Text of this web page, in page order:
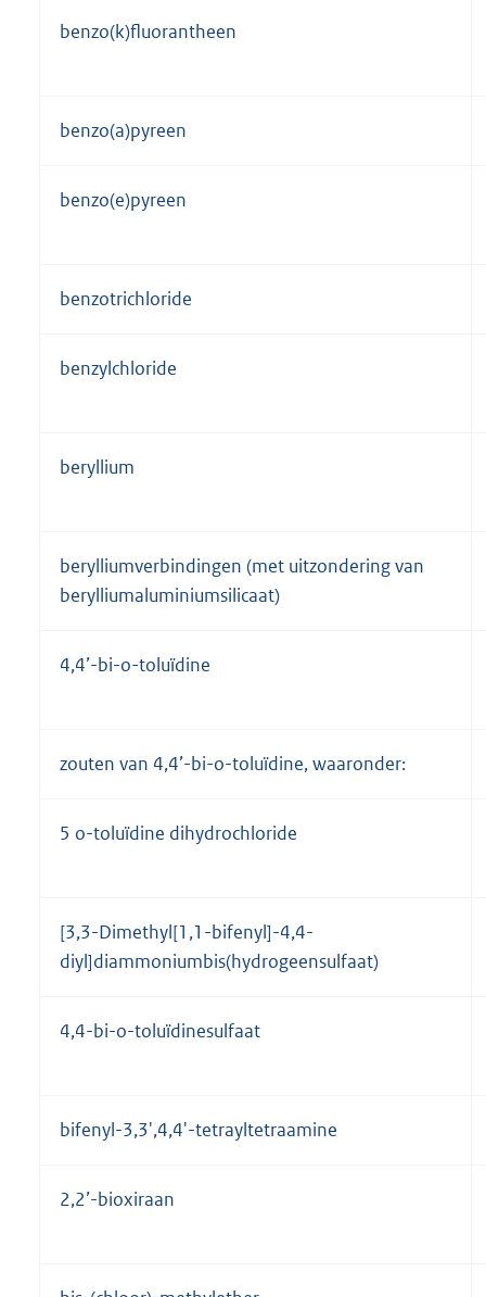
benzo(k)fluorantheen
benzo(a)pyreen
benzo(e)pyreen
benzotrichloride
benzylchloride
beryllium
berylliumverbindingen (met uitzondering van
berylliumaluminiumsilicaat)
4,4’-bi-o-toluïdine
zouten van 4,4’-bi-o-toluïdine, waaronder:
5 o-toluïdine dihydrochloride
[3,3-Dimethyl[1,1-bifenyl]-4,4-
diyl]diammoniumbis(hydrogeensulfaat)
4,4-bi-o-toluïdinesulfaat
bifenyl-3,3',4,4'-tetrayltetraamine
2,2’-bioxiraan